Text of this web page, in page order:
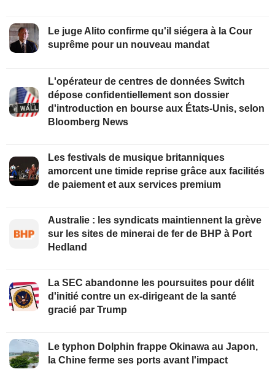
Le juge Alito confirme qu'il siégera à la Cour
suprême pour un nouveau mandat
L'opérateur de centres de données Switch
dépose confidentiellement son dossier
d'introduction en bourse aux États-Unis, selon
Bloomberg News
Les festivals de musique britanniques
amorcent une timide reprise grâce aux facilités
de paiement et aux services premium
Australie : les syndicats maintiennent la grève
sur les sites de minerai de fer de BHP à Port
Hedland
La SEC abandonne les poursuites pour délit
d'initié contre un ex-dirigeant de la santé
gracié par Trump
Le typhon Dolphin frappe Okinawa au Japon,
la Chine ferme ses ports avant l'impact